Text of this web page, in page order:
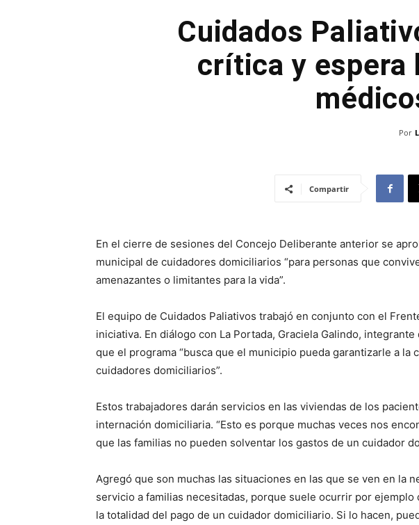
Cuidados
crítica y espera
Por
Compartir
En el cierre de sesiones del Concejo Deliberante anterior se
municipal de cuidadores domiciliarios “para personas que
amenazantes o limitantes para la vida”.
El equipo de Cuidados Paliativos trabajó en conjunto con el
iniciativa. En diálogo con La Portada, Graciela Galindo,
que el programa “busca que el municipio pueda garantizarle a la
cuidadores domiciliarios”.
Estos trabajadores darán servicios en las viviendas de los
internación domiciliaria. “Esto es porque muchas veces nos
que las familias no pueden solventar los gastos de un cuidador
Agregó que son muchas las situaciones en las que se ven en la
servicio a familias necesitadas, porque suele ocurrir por ejemplo
la totalidad del pago de un cuidador domiciliario. Si lo hacen,